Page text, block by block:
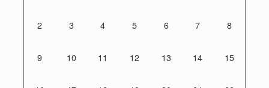
2 3 4 5 6 7 8
9 10 11 12 13 14 15